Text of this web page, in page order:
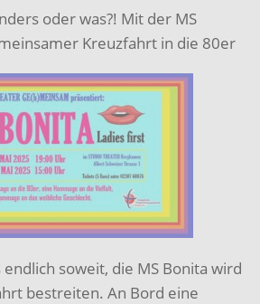
oder was?! Mit der MS
Kreuzfahrt in die 80er
soweit, die MS Bonita wird
bestreiten. An Bord eine